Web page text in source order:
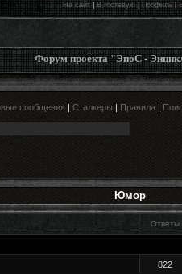
На сайт|В гостевую|Профиль|
Форум проекта "ЭпоС -
сообщения | Сталкеры | Правила|
Юмор
Ответы
822